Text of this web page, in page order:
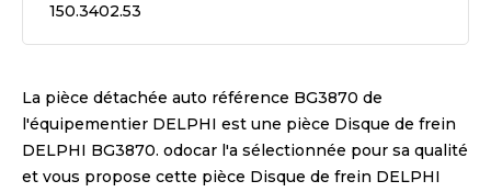
150.3402.53
La pièce détachée auto référence BG3870 de
l'équipementier DELPHI est une pièce Disque de frein
DELPHI BG3870. odocar l'a sélectionnée pour sa qualité
et vous propose cette pièce Disque de frein DELPHI